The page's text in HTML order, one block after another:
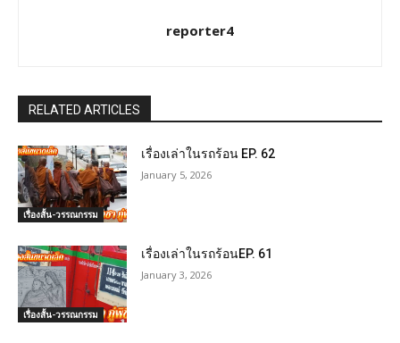
reporter4
RELATED ARTICLES
เรื่องสั้น-วรรณกรรม
เรื่องเล่าในรถร้อน EP. 62
January 5, 2026
เรื่องสั้น-วรรณกรรม
เรื่องเล่าในรถร้อนEP. 61
January 3, 2026